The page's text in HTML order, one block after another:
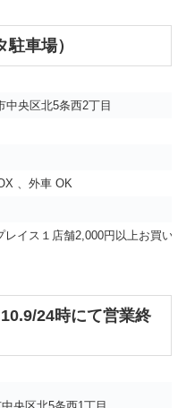
車場）
央区北5条西2丁目
、外車 OK
レイス１店舗2,000円以上お買い
24時にて営業終